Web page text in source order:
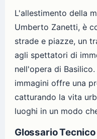
L'allestimento della
Umberto Zanetti, è
strade e piazze, un
agli spettatori di
nell'opera di
immagini offre una
catturando la vita
luoghi in un modo
Glossario Tecnico